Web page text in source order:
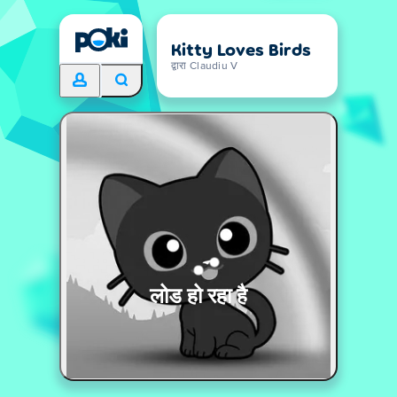
Kitty Loves Birds
द्वारा Claudiu V
लोड हो रहा है